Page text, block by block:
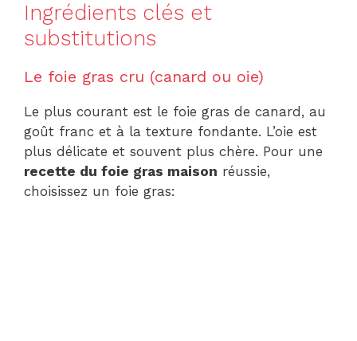
Ingrédients clés et
substitutions
Le foie gras cru (canard ou oie)
Le plus courant est le foie gras de canard, au
goût franc et à la texture fondante. L’oie est
plus délicate et souvent plus chère. Pour une
recette du foie gras maison réussie,
choisissez un foie gras: